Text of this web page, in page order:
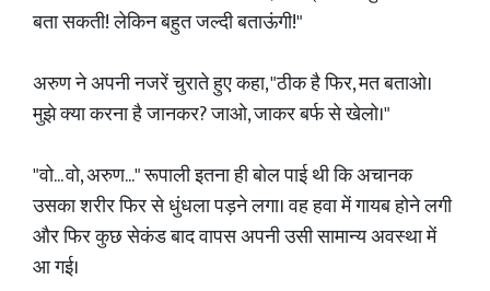
बता सकती! लेकिन बहुत जल्दी बताऊंगी!"
​अरुण ने अपनी नजरें चुराते हुए कहा, "ठीक है फिर, मत बताओ।
मुझे क्या करना है जानकर? जाओ, जाकर बर्फ से खेलो।"
​"वो... वो, अरुण..." रूपाली इतना ही बोल पाई थी कि अचानक
उसका शरीर फिर से धुंधला पड़ने लगा। वह हवा में गायब होने लगी
और फिर कुछ सेकंड बाद वापस अपनी उसी सामान्य अवस्था में
आ गई।